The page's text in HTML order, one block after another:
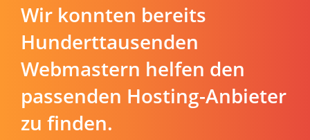
Wir konnten bereits
Hunderttausenden
Webmastern helfen den
passenden Hosting-Anbieter
zu finden.